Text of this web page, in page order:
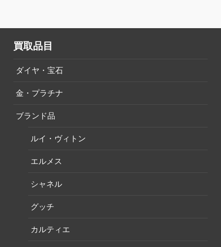
買取品目
ダイヤ・宝石
金・プラチナ
ブランド品
ルイ・ヴィトン
エルメス
シャネル
グッチ
カルティエ